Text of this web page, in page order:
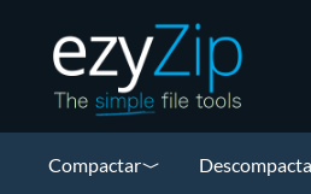
Compactar